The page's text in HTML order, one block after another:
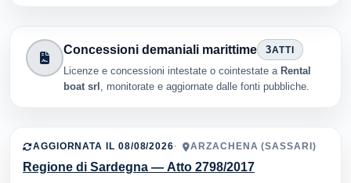
Concessioni demaniali marittime 3ATTI
Licenze e concessioni intestate o cointestate a Rental
boat srl , monitorate e aggiornate dalle fonti pubbliche.
AGGIORNATA IL 08/08/2026 ARZACHENA (SASSARI)
Regione di Sardegna — Atto 2798/2017